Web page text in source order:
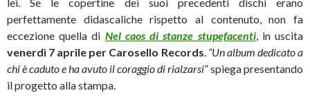
perfettamente didascaliche rispetto al contenuto, non fa
eccezione quella di Nel caos di stanze stupefacenti, in uscita
venerdì 7 aprile per Carosello Records “Un album dedicato a
chi è caduto e ha avuto il coraggio di rialzarsi” spiega presentando
il progetto alla stampa.